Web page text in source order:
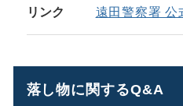
リンク 遠田警察署 公
落し物に関するQ&A